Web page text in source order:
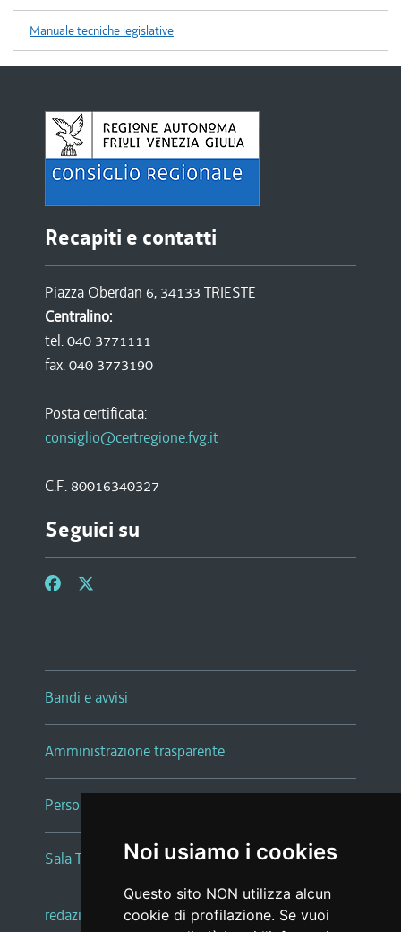
Noi usiamo i cookies
Questo sito NON utilizza alcun
cookie di profilazione. Se vuoi
Manuale tecniche legislative
Recapiti e contatti
Piazza Oberdan 6, 34133 TRIESTE
Centralino:
tel. 040 3771111
fax. 040 3773190
Posta certificata:
consiglio@certregione.fvg.it
C.F. 80016340327
Seguici su
Bandi e avvisi
Amministrazione trasparente
Persone e Uffici
Sala Tiziano Tessitori
redazione web |note legali |glossario